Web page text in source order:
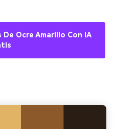
Ocre Amarillo Con IA